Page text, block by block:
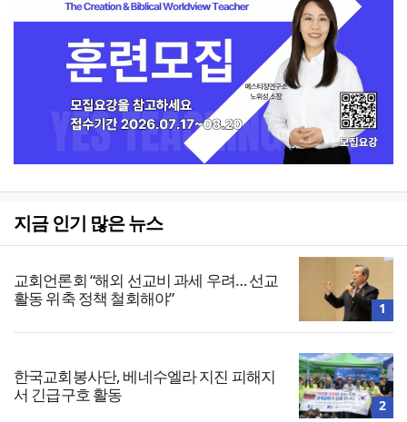
지금 인기 많은 뉴스
교회언론회 “해외 선교비 과세 우려… 선교
활동 위축 정책 철회해야”
1
한국교회봉사단, 베네수엘라 지진 피해지
서 긴급구호 활동
2